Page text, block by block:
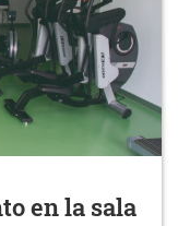
en la sala